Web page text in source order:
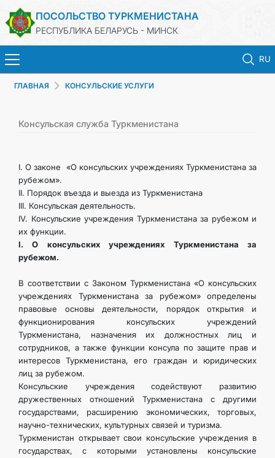
ПОСОЛЬСТВО ТУРКМЕНИСТАНА
РЕСПУБЛИКА БЕЛАРУСЬ - МИНСК
RU
ГЛАВНАЯ
НОВОСТИ
КОНСУЛЬСКИЕ УСЛУГИ
МИД
ГЛАВНАЯ КОНСУЛЬСКИЕ УСЛУГИ
Консульская служба Туркменистана
I. О законе «О консульских учреждениях Туркменистана за
рубежом».
II. Порядок въезда и выезда из Туркменистана
III. Консульская деятельность.
IV. Консульские учреждения Туркменистана за рубежом и
их функции.
I. О консульских учреждениях Туркменистана за
рубежом.
В соответствии с Законом Туркменистана «О консульских
учреждениях Туркменистана за рубежом» определены
правовые основы деятельности, порядок открытия и
функционирования консульских учреждений
Туркменистана, назначения их должностных лиц и
сотрудников, а также функции консула по защите прав и
интересов Туркменистана, его граждан и юридических
лиц за рубежом.
Консульские учреждения содействуют развитию
дружественных отношений Туркменистана с другими
государствами, расширению эко­номических, торговых,
научно-технических, культурных связей и ту­ризма.
Туркменистан открывает свои консульские учреждения в
государ­ствах, с которыми установлены консульские